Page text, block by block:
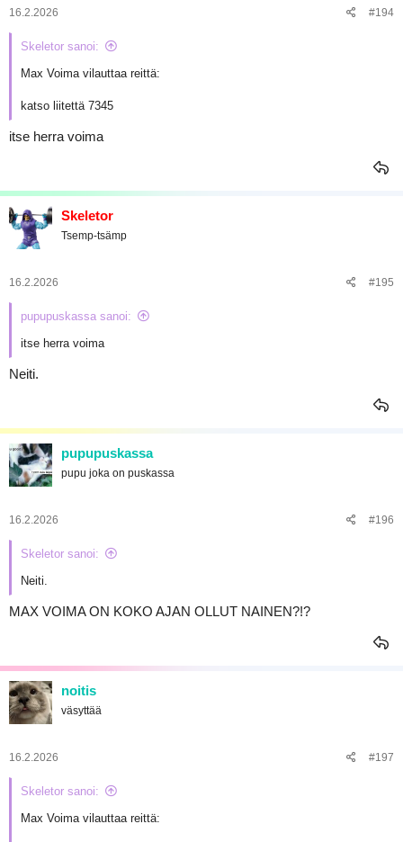
:
16.2.2026 #194
Skeletor sanoi:
Max Voima vilauttaa reittä:
katso liitettä 7345
itse herra voima
Skeletor
Tsemp-tsämp
16.2.2026 #195
pupupuskassa sanoi:
itse herra voima
Neiti.
pupupuskassa
pupu joka on puskassa
16.2.2026 #196
Skeletor sanoi:
Neiti.
MAX VOIMA ON KOKO AJAN OLLUT NAINEN?!?
noitis
väsyttää
16.2.2026 #197
Skeletor sanoi:
Max Voima vilauttaa reittä: